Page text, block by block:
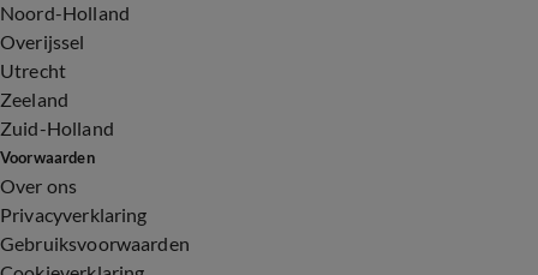
Noord-Holland
Overijssel
Utrecht
Zeeland
Zuid-Holland
Voorwaarden
Over ons
Privacyverklaring
Gebruiksvoorwaarden